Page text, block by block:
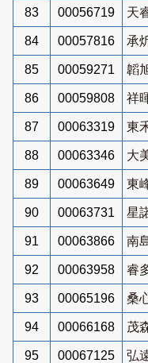
83 00056719 天
84 00057816 承
85 00059271 韜
86 00059808 祥
87 00063319 東
88 00063346 大
89 00063649 東
90 00063731 星
91 00063866 南
92 00063958 睿
93 00065196 桑
94 00066168 茂
95 00067125 弘